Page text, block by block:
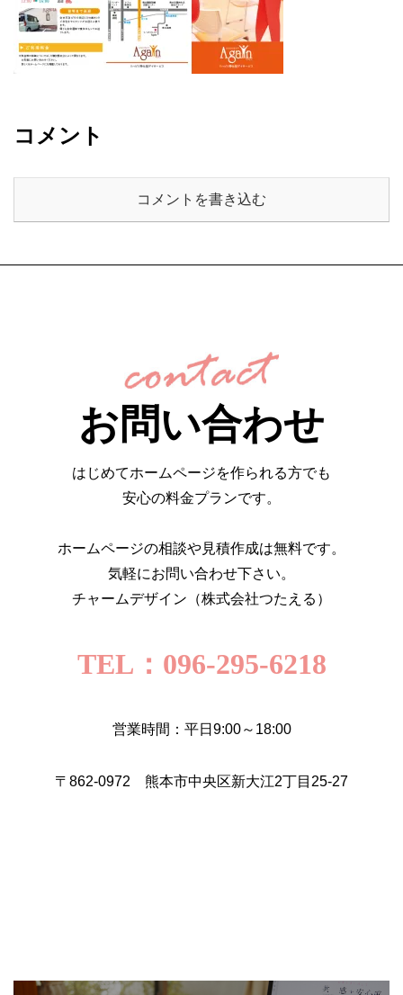
コメント
コメントを書き込む
お問い合わせ
はじめてホームページを作られる方でも
安心の料金プランです。
ホームページの相談や見積作成は無料です。
気軽にお問い合わせ下さい。
チャームデザイン（株式会社つたえる）
TEL：096-295-6218
営業時間：平日9:00～18:00
〒862-0972 熊本市中央区新大江2丁目25-27